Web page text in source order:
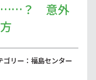
……？ 意外
リー：福島センター